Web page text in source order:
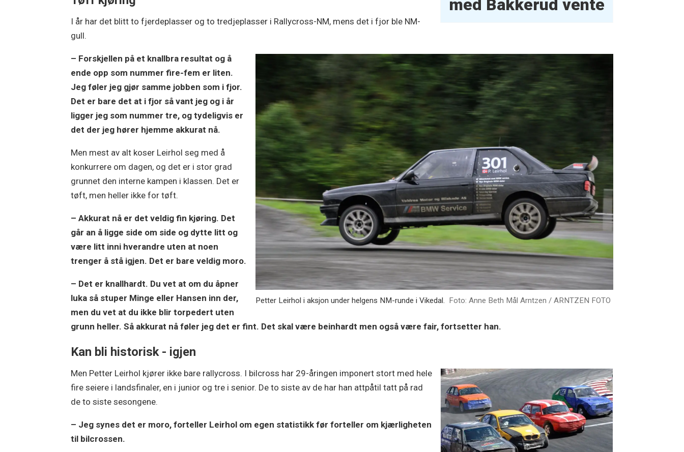
med Bakkerud vente
I år har det blitt to fjerdeplasser og to tredjeplasser i Rallycross-NM, mens det i fjor ble NM-
gull.
Petter Leirhol i aksjon under helgens NM-runde i Vikedal. Foto: Anne Beth Mål Arntzen / ARNTZEN FOTO
– Forskjellen på et knallbra resultat og å
ende opp som nummer fire-fem er liten.
Jeg føler jeg gjør samme jobben som i fjor.
Det er bare det at i fjor så vant jeg og i år
ligger jeg som nummer tre, og tydeligvis er
det der jeg hører hjemme akkurat nå.
Men mest av alt koser Leirhol seg med å
konkurrere om dagen, og det er i stor grad
grunnet den interne kampen i klassen. Det er
tøft, men heller ikke for tøft.
– Akkurat nå er det veldig fin kjøring. Det
går an å ligge side om side og dytte litt og
være litt inni hverandre uten at noen
trenger å stå igjen. Det er bare veldig moro.
– Det er knallhardt. Du vet at om du åpner
luka så stuper Minge eller Hansen inn der,
men du vet at du ikke blir torpedert uten
grunn heller. Så akkurat nå føler jeg det er fint. Det skal være beinhardt men også være fair, fortsetter han.
Kan bli historisk - igjen
Men Petter Leirhol kjører ikke bare rallycross. I bilcross har 29-åringen imponert stort med hele
fire seiere i landsfinaler, en i junior og tre i senior. De to siste av de har han attpåtil tatt på rad
de to siste sesongene.
– Jeg synes det er moro, forteller Leirhol om egen statistikk før forteller om kjærligheten
til bilcrossen.